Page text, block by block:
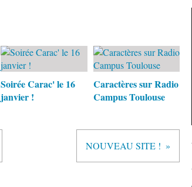
Soirée Carac' le 16
janvier !
Caractères sur Radio
Campus Toulouse
NOUVEAU SITE !